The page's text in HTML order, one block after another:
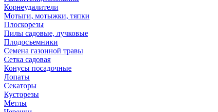
Корнеудалители
Мотыги, мотыжки, тяпки
Плоскорезы
Пилы садовые, лучковые
Плодосъемники
Семена газонной травы
Сетка садовая
Конусы посадочные
Лопаты
Секаторы
Кусторезы
Метлы